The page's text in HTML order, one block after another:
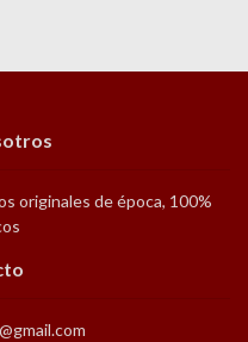
originales de época, 100%